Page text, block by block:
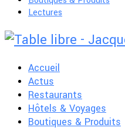
Lectures
Accueil
Actus
Restaurants
Hôtels & Voyages
Boutiques & Produits